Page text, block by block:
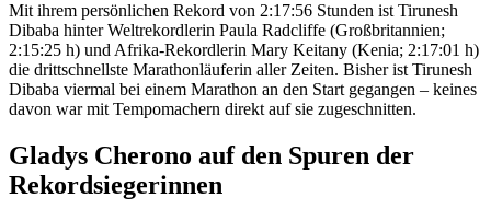
Mit ihrem persönlichen Rekord von 2:17:56 Stunden ist Tirunesh
Dibaba hinter Weltrekordlerin Paula Radcliffe (Großbritannien;
2:15:25 h) und Afrika-Rekordlerin Mary Keitany (Kenia; 2:17:01 h)
die drittschnellste Marathonläuferin aller Zeiten. Bisher ist Tirunesh
Dibaba viermal bei einem Marathon an den Start gegangen – keines
davon war mit Tempomachern direkt auf sie zugeschnitten.
Gladys Cherono auf den Spuren der
Rekordsiegerinnen